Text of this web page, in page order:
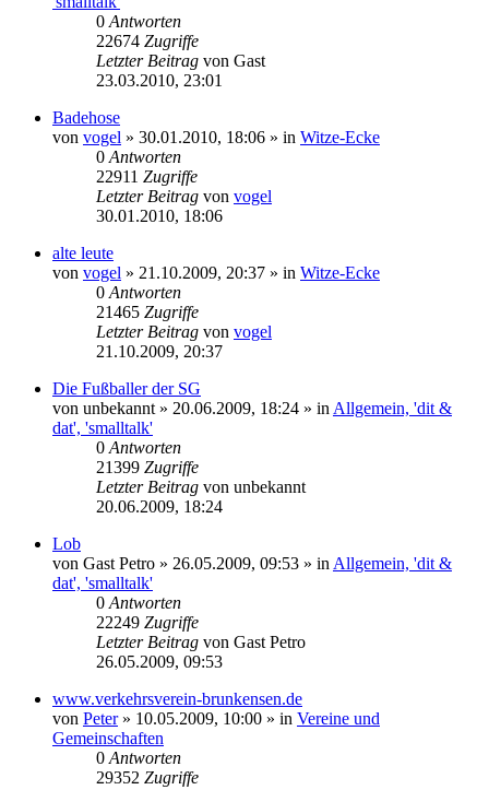
0 Antworten
22674 Zugriffe
Letzter Beitrag von Gast
23.03.2010, 23:01
Badehose
von vogel » 30.01.2010, 18:06 » in Witze-Ecke
0 Antworten
22911 Zugriffe
Letzter Beitrag von vogel
30.01.2010, 18:06
alte leute
von vogel » 21.10.2009, 20:37 » in Witze-Ecke
0 Antworten
21465 Zugriffe
Letzter Beitrag von vogel
21.10.2009, 20:37
Die Fußballer der SG
von unbekannt » 20.06.2009, 18:24 » in Allgemein, 'dit &
dat', 'smalltalk'
0 Antworten
21399 Zugriffe
Letzter Beitrag von unbekannt
20.06.2009, 18:24
Lob
von Gast Petro » 26.05.2009, 09:53 » in Allgemein, 'dit &
dat', 'smalltalk'
0 Antworten
22249 Zugriffe
Letzter Beitrag von Gast Petro
26.05.2009, 09:53
www.verkehrsverein-brunkensen.de
von Peter» 10.05.2009, 10:00 » in Vereine und
Gemeinschaften
0 Antworten
29352 Zugriffe